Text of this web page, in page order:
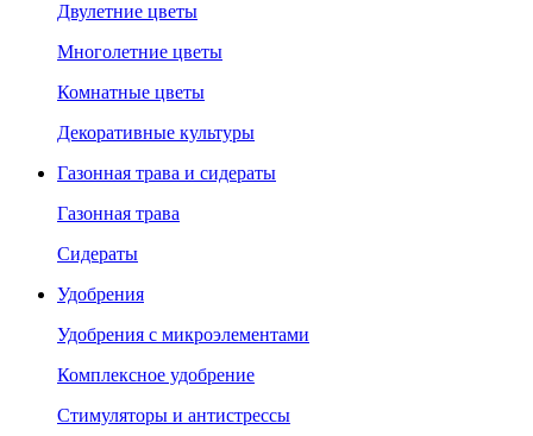
Двулетние цветы
Многолетние цветы
Комнатные цветы
Декоративные культуры
Газонная трава и сидераты
Газонная трава
Сидераты
Удобрения
Удобрения с микроэлементами
Комплексное удобрение
Стимуляторы и антистрессы